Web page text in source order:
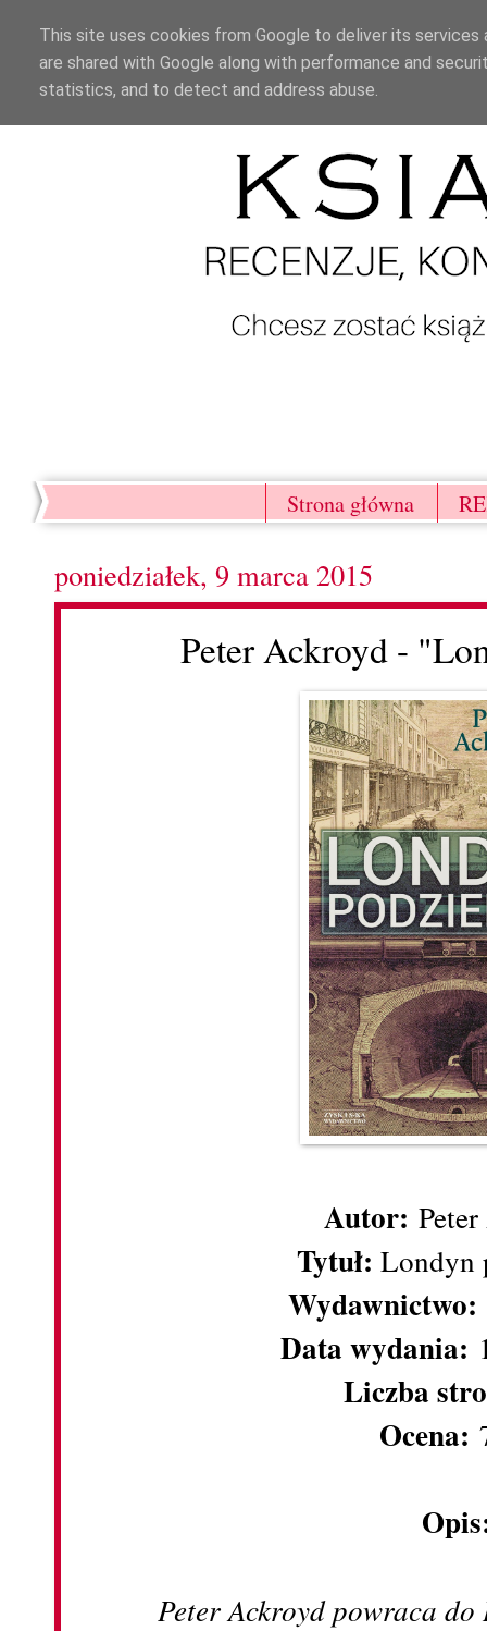
Strona główna
poniedziałek, 9 marca 2015
Peter Ackroyd -
Autor:
Tytuł:Londyn
Wydawnictwo:
Data wydania:
Liczba
Ocena:
Peter Ackroyd powraca
This site uses cookies from Google to deliver its
are shared with Google along with performance and
statistics, and to detect and address abuse.